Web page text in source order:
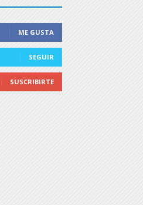
ME GUSTA
SEGUIR
SUSCRIBIRTE